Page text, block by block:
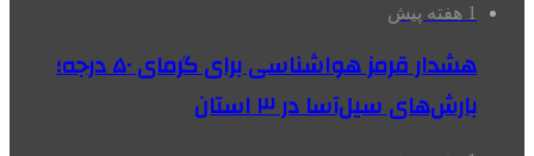
1 هفته پیش
هشدار قرمز هواشناسی برای گرمای ۵۰ درجه؛
بارش‌های سیل‌آسا در ۳ استان